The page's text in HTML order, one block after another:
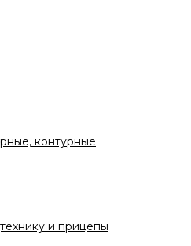
контурные
и прицепы